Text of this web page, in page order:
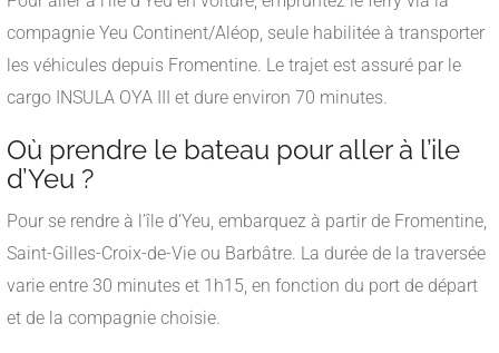
compagnie Yeu Continent/Aléop, seule habilitée à transporter
les véhicules depuis Fromentine. Le trajet est assuré par le
cargo INSULA OYA III et dure environ 70 minutes.
Où prendre le bateau pour aller à l’ile
d’Yeu ?
Pour se rendre à l’île d’Yeu, embarquez à partir de Fromentine,
Saint-Gilles-Croix-de-Vie ou Barbâtre. La durée de la traversée
varie entre 30 minutes et 1h15, en fonction du port de départ
et de la compagnie choisie.